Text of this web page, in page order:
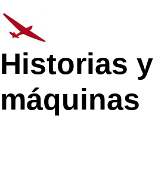
al
contenido
Historias y
máquinas